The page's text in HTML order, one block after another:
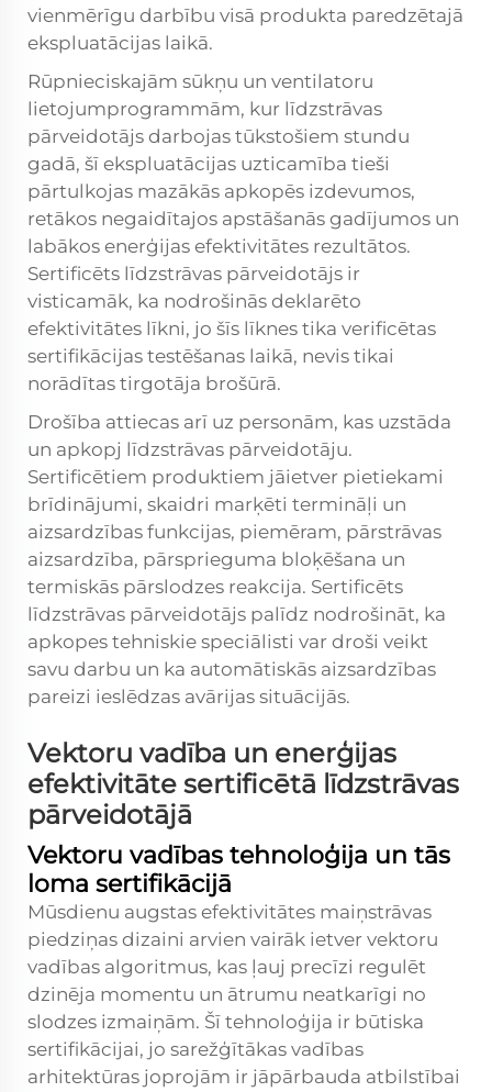
vienmērīgu darbību visā produkta paredzētajā
ekspluatācijas laikā.
Rūpnieciskajām sūkņu un ventilatoru
lietojumprogrammām, kur līdzstrāvas
pārveidotājs darbojas tūkstošiem stundu
gadā, šī ekspluatācijas uzticamība tieši
pārtulkojas mazākās apkopēs izdevumos,
retākos negaidītajos apstāšanās gadījumos un
labākos enerģijas efektivitātes rezultātos.
Sertificēts līdzstrāvas pārveidotājs ir
visticamāk, ka nodrošinās deklarēto
efektivitātes līkni, jo šīs līknes tika verificētas
sertifikācijas testēšanas laikā, nevis tikai
norādītas tirgotāja brošūrā.
Drošība attiecas arī uz personām, kas uzstāda
un apkopj līdzstrāvas pārveidotāju.
Sertificētiem produktiem jāietver pietiekami
brīdinājumi, skaidri marķēti termināļi un
aizsardzības funkcijas, piemēram, pārstrāvas
aizsardzība, pārsprieguma bloķēšana un
termiskās pārslodzes reakcija. Sertificēts
līdzstrāvas pārveidotājs palīdz nodrošināt, ka
apkopes tehniskie speciālisti var droši veikt
savu darbu un ka automātiskās aizsardzības
pareizi ieslēdzas avārijas situācijās.
Vektoru vadība un enerģijas
efektivitāte sertificētā līdzstrāvas
pārveidotājā
Vektoru vadības tehnoloģija un tās
loma sertifikācijā
Mūsdienu augstas efektivitātes maiņstrāvas
piedziņas dizaini arvien vairāk ietver vektoru
vadības algoritmus, kas ļauj precīzi regulēt
dzinēja momentu un ātrumu neatkarīgi no
slodzes izmaiņām. Šī tehnoloģija ir būtiska
sertifikācijai, jo sarežģītākas vadības
arhitektūras joprojām ir jāpārbauda atbilstībai